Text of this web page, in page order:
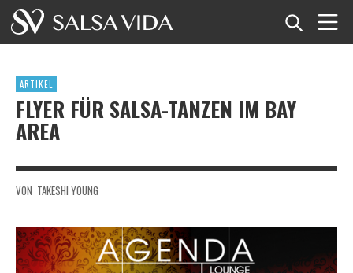
Veranstaltungen
Nachrichten
Artikel
Salsa-Begriffe
ARTIKEL
FLYER FÜR SALSA-TANZEN IM BAY
AREA
VON TAKESHI YOUNG